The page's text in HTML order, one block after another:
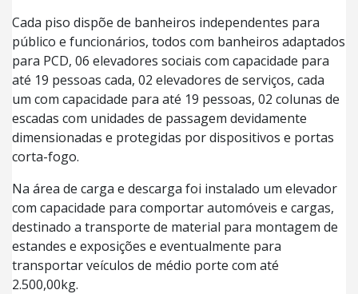
Cada piso dispõe de banheiros independentes para
público e funcionários, todos com banheiros adaptados
para PCD, 06 elevadores sociais com capacidade para
até 19 pessoas cada, 02 elevadores de serviços, cada
um com capacidade para até 19 pessoas, 02 colunas de
escadas com unidades de passagem devidamente
dimensionadas e protegidas por dispositivos e portas
corta-fogo.
Na área de carga e descarga foi instalado um elevador
com capacidade para comportar automóveis e cargas,
destinado a transporte de material para montagem de
estandes e exposições e eventualmente para
transportar veículos de médio porte com até
2.500,00kg.